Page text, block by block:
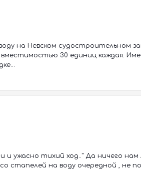
на Невском судостроительном
30 единиц каждая.
и ужасно тихий ход.." Да ничего
стапелей на воду очередной , не